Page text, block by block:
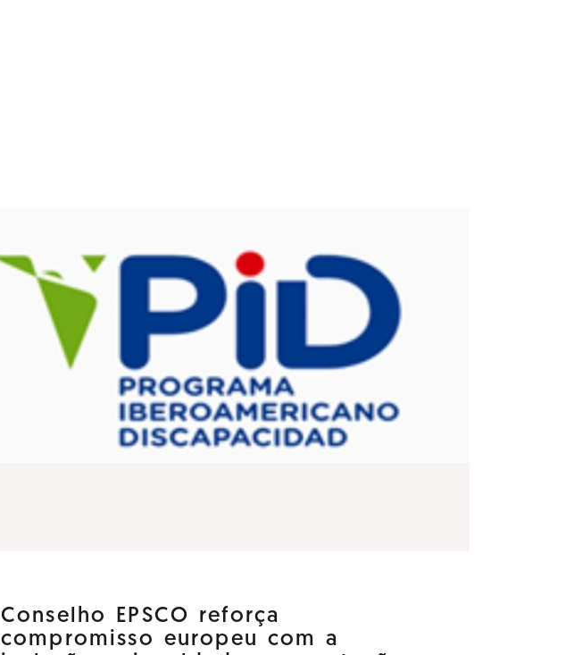
Conselho EPSCO reforça
compromisso europeu com a